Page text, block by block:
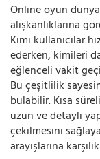
Online oyun
alışkanlıklarına
Kimi kullanıcılar
ederken, kimileri
eğlenceli vakit
Bu çeşitlilik
bulabilir. Kısa
uzun ve detaylı
çekilmesini
arayışlarına